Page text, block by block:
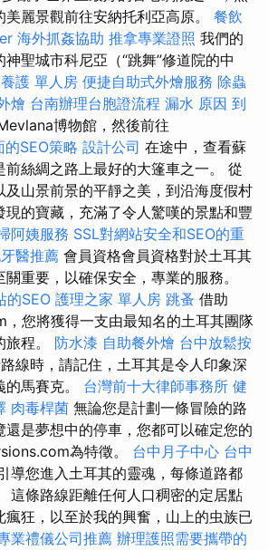
麗景觀前往安納托利亞高原。 餐飲
海外抓姦協助 推拿專業證照 我們的
聖城市科尼亞（“跳舞”修道院的中
護 單人房 便捷自助式外燴服務 除蟲
燴 台南辦理台胞證流程 漏水 原因 到
博物館，然後前往
的SEO策略 設計公司 在途中，查看蘇
前絲綢之路上最好的大篷車之一。 從
及山景前景的平靜之美，到沿海度假村
現的寶藏，充滿了令人驚嘆的景點和豐
阿姨服務 SSL對網站安全和SEO的重
醫推薦 會員資格會員資格對於土耳其
重要，以確保安全，專業的服務。
的SEO 護理之家 單人房 跳蚤 借助
您將獲得一支由最知名的土耳其團隊
程。 防水漆 自助餐外燴 台中放鬆按
線時，請記住，土耳其是令人印象深
馬賽克。 台灣前十大律師事務所 健
肉毒桿菌 無論您是計劃一條冒險的路
還是夢想中的停車，您都可以確定您的
為特徵。 台中月子中心 台中
導您進入土耳其的靈魂，每條道路都
這條路線距離任何人口稠密的定居點
瘋狂，以至於我的興奮，山上的虫族已
業禮儀公司推薦 辦理護照需要攜帶的